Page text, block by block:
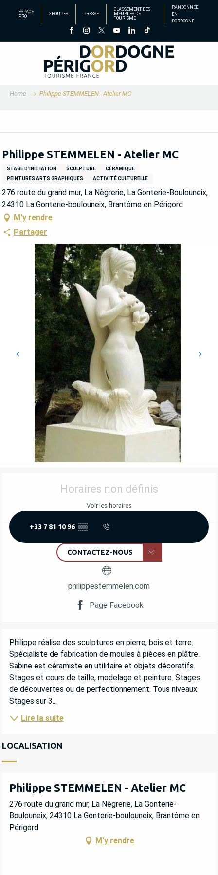
principal
ESPACE
PRO
GROUPES PRESSE
CLASSEMENT DES
MEUBLÉS DE
TOURISME
RANDONNÉE
EN
DORDOGNE
Home Philippe STEMMELEN - Atelier MC
Philippe STEMMELEN - Atelier MC
STAGE D’INITIATION SCULPTURE
CÉRAMIQUE
PEINTURES ARTS GRAPHIQUES
ACTIVITÉ CULTURELLE
276 route du grand mur, La Nègrerie, La Gonterie-Boulouneix,
24310 La Gonterie-boulouneix, Brantôme en Périgord
M'y rendre
Partager
OUVERTURE ET COORDONNÉES
Horaires non définis
Voir les horaires
+33 7 81 10 96 ▒▒
CONTACTEZ-NOUS
philippestemmelen.com
Page Facebook
DESCRIPTION
Philippe réalise des sculptures en pierre, bois et terre.
Spécialiste de fabrication de moules à pièces en plâtre.
Sabine est céramiste en utilitaire et objets décoratifs.
Stages et cours de taille, modelage et peinture. Stages
de découvertes ou de perfectionnement. Tous niveaux.
Stages sur 3...
Lire la suite
LOCALISATION
Philippe STEMMELEN - Atelier MC
276 route du grand mur, La Nègrerie, La Gonterie-
Boulouneix, 24310 La Gonterie-boulouneix, Brantôme en
Périgord
M'y rendre